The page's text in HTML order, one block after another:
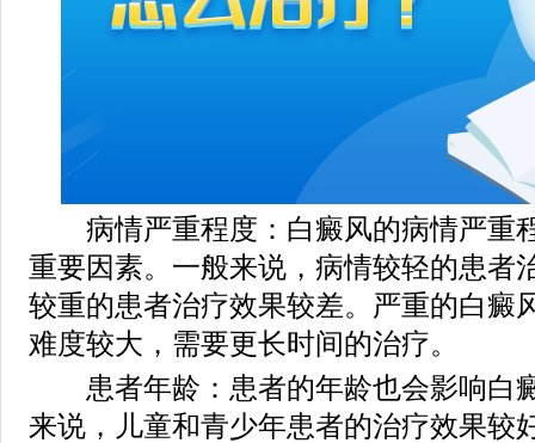
病情严重程度：白癜风的病情严重
重要因素。一般来说，病情较轻的患者
较重的患者治疗效果较差。严重的白癜
难度较大，需要更长时间的治疗。
患者年龄：患者的年龄也会影响白
来说，儿童和青少年患者的治疗效果较